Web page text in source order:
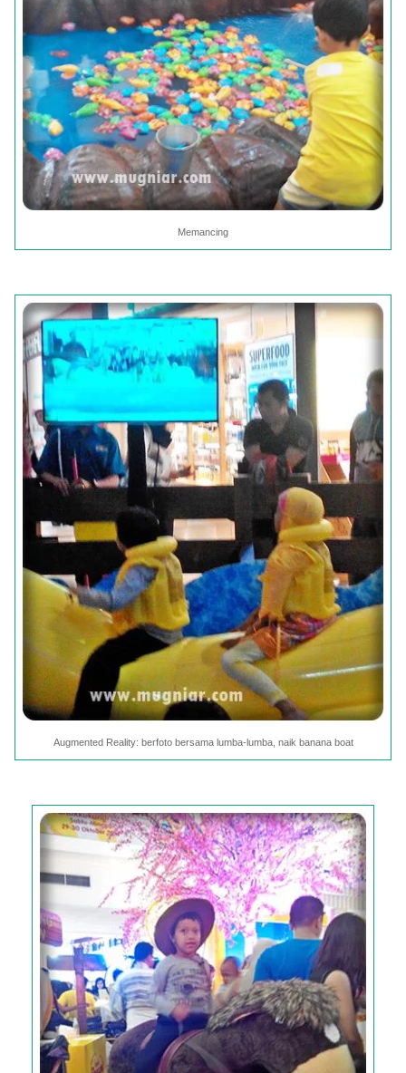
Memancing
Augmented Reality: berfoto bersama lumba-lumba, naik banana boat